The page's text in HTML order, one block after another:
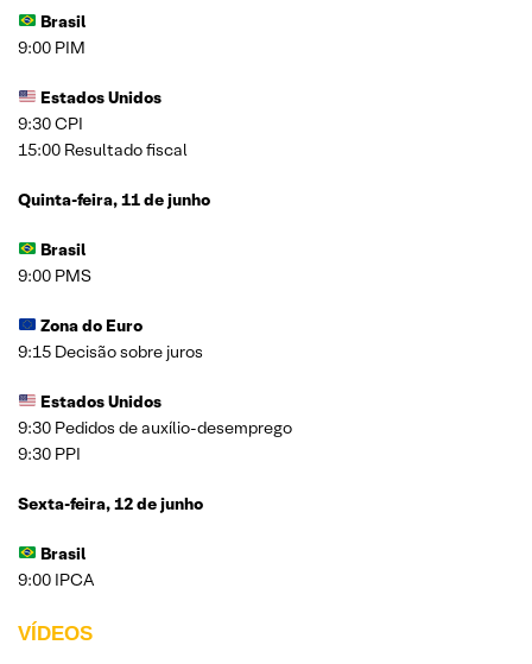
Brasil
9:00 PIM
Estados Unidos
9:30 CPI
15:00 Resultado fiscal
Quinta-feira, 11 de junho
Brasil
9:00 PMS
Zona do Euro
9:15 Decisão sobre juros
Estados Unidos
9:30 Pedidos de auxílio-desemprego
9:30 PPI
Sexta-feira, 12 de junho
Brasil
9:00 IPCA
VÍDEOS